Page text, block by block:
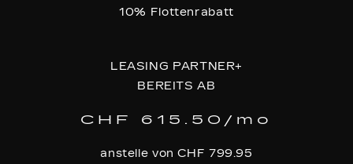
10% Flottenrabatt
LEASING PARTNER+
BEREITS AB
CHF 615.50/mo
anstelle von CHF 799.95